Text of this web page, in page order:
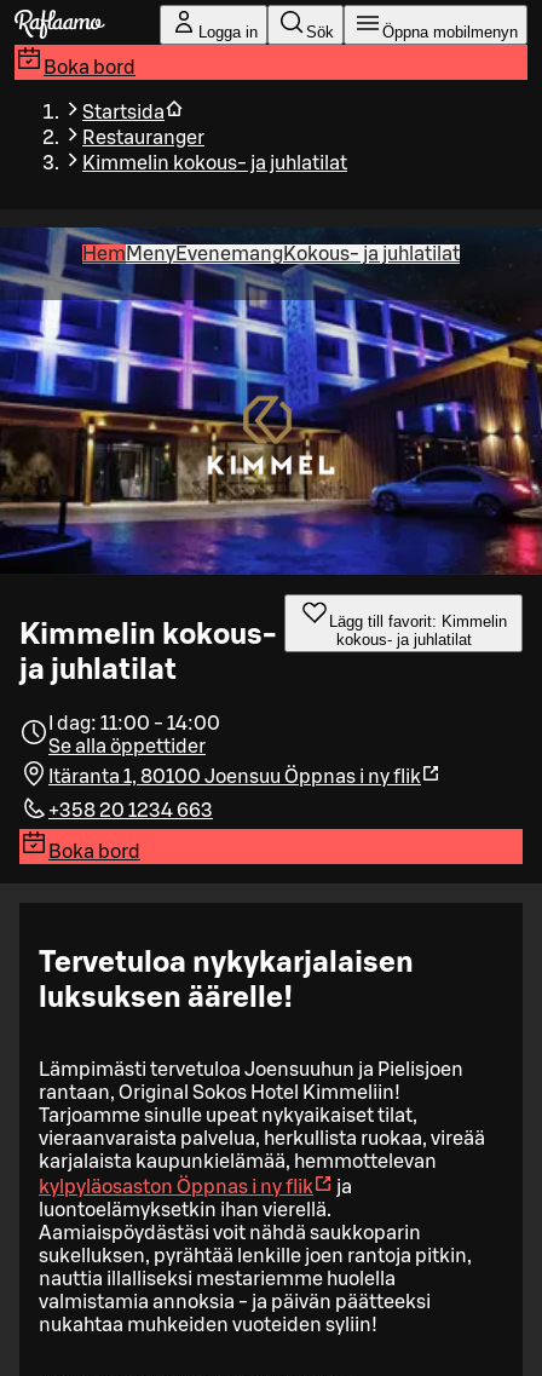
Gå till huvudinnehållet
Logga in Sök Öppna mobilmenyn
Boka bord
Startsida
Restauranger
Kimmelin kokous- ja juhlatilat
Hem MenyEvenemang Kokous- ja juhlatilat
Kimmelin kokous-
ja juhlatilat
Lägg till favorit: Kimmelin
kokous- ja juhlatilat
I dag: 11:00 - 14:00
Se alla öppettider
Itäranta 1, 80100 Joensuu Öppnas i ny flik
+358 20 1234 663
Boka bord
Tervetuloa nykykarjalaisen
luksuksen äärelle!
Lämpimästi tervetuloa Joensuuhun ja Pielisjoen
rantaan, Original Sokos Hotel Kimmeliin!
Tarjoamme sinulle upeat nykyaikaiset tilat,
vieraanvaraista palvelua, herkullista ruokaa, vireää
karjalaista kaupunkielämää, hemmottelevan
kylpyläosaston Öppnas i ny flik
ja
luontoelämyksetkin ihan vierellä.
Aamiaispöydästäsi voit nähdä saukkoparin
sukelluksen, pyrähtää lenkille joen rantoja pitkin,
nauttia illalliseksi mestariemme huolella
valmistamia annoksia - ja päivän päätteeksi
nukahtaa muhkeiden vuoteiden syliin!